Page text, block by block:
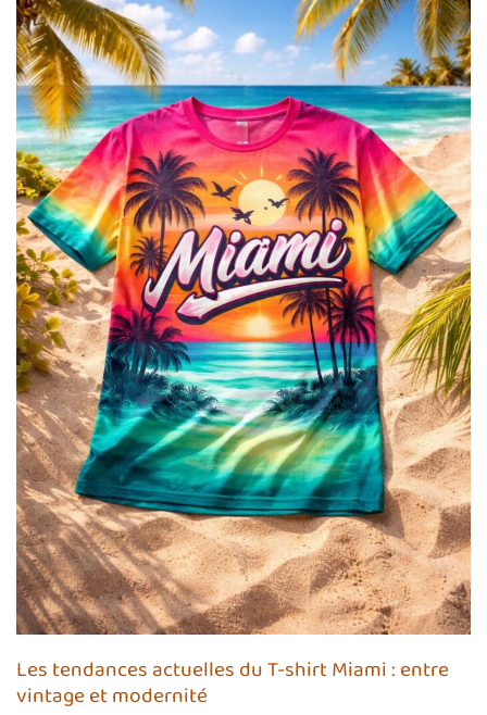
Les tendances actuelles du T-shirt Miami : entre
vintage et modernité